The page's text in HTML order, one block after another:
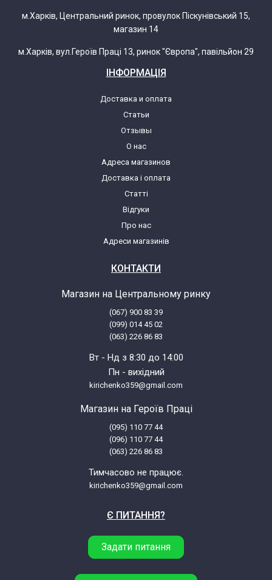
м.Харків, Центральний ринок, провулок Піскунівський 15,
магазин 14
м.Харків, вул.Героїв Праці 13, ринок "Європа", павільйон 29
ІНФОРМАЦІЯ
Доставка и оплата
Статьи
Отзывы
О нас
Адреса магазинов
Доставка і оплата
Статті
Відгуки
Про нас
Адреси магазинів
КОНТАКТИ
Магазин на Центральному ринку
(067) 900 83 39
(099) 014 45 02
(063) 226 86 83
Вт - Нд з 8:30 до 14:00
Пн - вихідний
kirichenko359@gmail.com
Магазин на Героїв Праці
(095) 110 77 44
(096) 110 77 44
(063) 226 86 83
Тимчасово не працює.
kirichenko359@gmail.com
Є ПИТАННЯ?
Задати питання